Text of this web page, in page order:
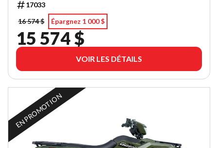
17033
16 574 $
Épargnez 1 000 $
15 574 $
VOIR LES DÉTAILS
EN PROMOTION